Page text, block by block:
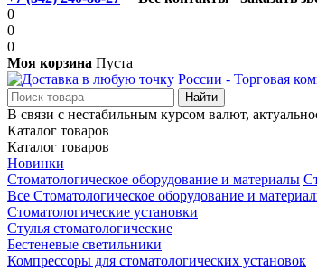
0
0
0
Моя корзина Пуста
В связи с нестабильным курсом валют,
Каталог товаров
Каталог товаров
Новинки
Стоматологическое оборудование и материалы
Все Стоматологическое оборудование и
Стоматологические установки
Стулья стоматологические
Бестеневые светильники
Компрессоры для стоматологических установок